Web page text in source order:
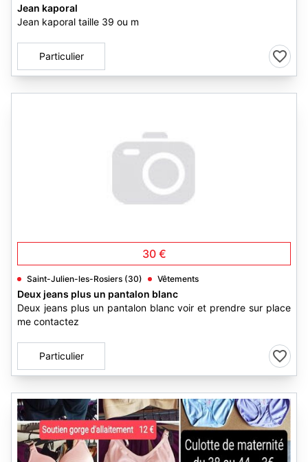
Jean kaporal
Jean kaporal taille 39 ou m
Particulier
30 €
Saint-Julien-les-Rosiers (30) Vêtements
Deux jeans plus un pantalon blanc
Deux jeans plus un pantalon blanc voir et prendre sur place
me contactez
Particulier